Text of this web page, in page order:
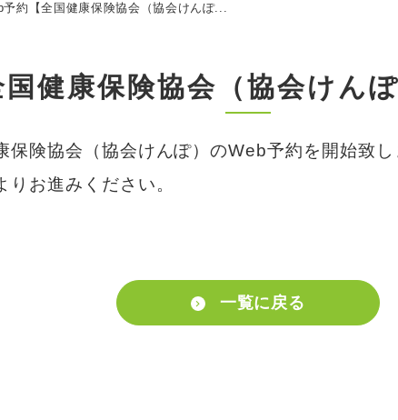
予約【全国健康保険協会（協会けんぽ...
健康保険協会（協会けん
険協会（協会けんぽ）のWeb予約を開始致し
お進みください。
一覧に戻る